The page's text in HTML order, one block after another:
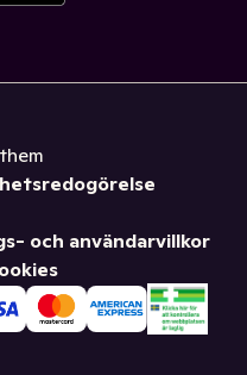
och användarvillkor